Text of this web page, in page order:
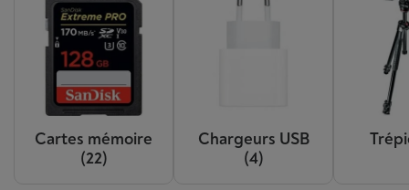
Cartes mémoire
(22)
Chargeurs USB
(4)